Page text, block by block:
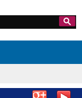
de